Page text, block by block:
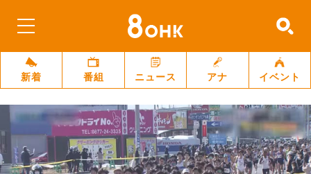
新着 番組 ニュース アナ イベント